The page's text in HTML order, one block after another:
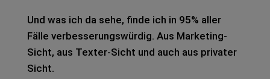
Und was ich da sehe, finde ich in 95% aller
Fälle ver­bes­se­rungs­wür­dig. Aus Mar­ke­ting-
Sicht, aus Tex­ter-Sicht und auch aus pri­va­ter
Sicht.